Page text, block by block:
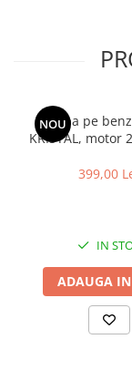
NOU
Drujba pe
KRISTAL, motor
cmc, lama 50 cm
399,00
IN
ADAUGA IN